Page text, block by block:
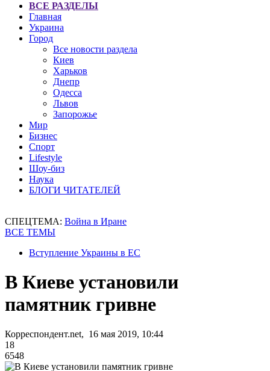
ВСЕ РАЗДЕЛЫ
Главная
Украина
Город
Все новости раздела
Киев
Харьков
Днепр
Одесса
Львов
Запорожье
Мир
Бизнес
Спорт
Lifestyle
Шоу-биз
Наука
БЛОГИ ЧИТАТЕЛЕЙ
СПЕЦТЕМА: Война в Иране
ВСЕ ТЕМЫ
Вступление Украины в ЕС
В Киеве установили
памятник гривне
Корреспондент.net, 16 мая 2019, 10:44
18
6548